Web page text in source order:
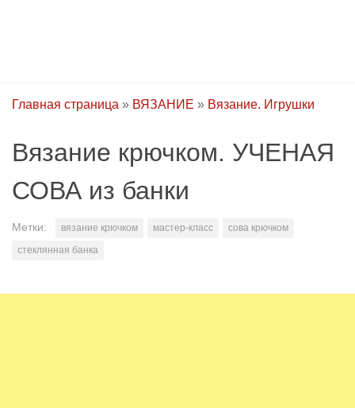
Главная страница » ВЯЗАНИЕ » Вязание. Игрушки
Вязание крючком. УЧЕНАЯ
СОВА из банки
Метки: вязание крючком мастер-класс
сова крючком
стеклянная банка